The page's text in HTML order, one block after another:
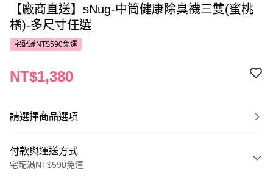
【廠商直送】sNug-中筒健康除臭襪三雙(蜜桃
橘)-多尺寸任選
宅配滿NT$590免運
NT$1,380
請選擇商品選項
付款與運送方式
宅配滿NT$590免運